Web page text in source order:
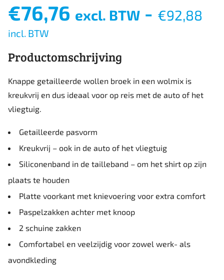
€76,76 excl. BTW - €92,88
incl. BTW
Productomschrijving
Knappe getailleerde wollen broek in een wolmix is ​​
kreukvrij en dus ideaal voor op reis met de auto of het
vliegtuig.
Getailleerde pasvorm
Kreukvrij – ook in de auto of het vliegtuig
Siliconenband in de tailleband – om het shirt op zijn
plaats te houden
Platte voorkant met knievoering voor extra comfort
Paspelzakken achter met knoop
2 schuine zakken
Comfortabel en veelzijdig voor zowel werk- als
avondkleding